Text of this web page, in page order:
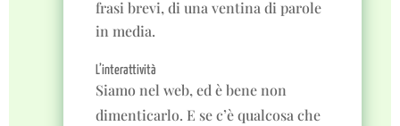
frasi brevi, di una ventina di parole
in media.
L’interattività
Siamo nel web, ed è bene non
dimenticarlo. E se c’è qualcosa che